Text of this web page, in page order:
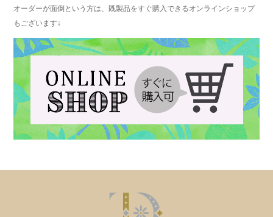
オーダーが面倒という方は、既製品をすぐ購入できるオンラインショップ
もございます↓